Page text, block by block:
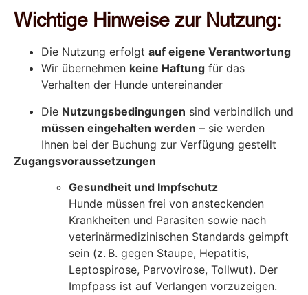
Wichtige Hinweise zur Nutzung:
Die Nutzung erfolgt auf eigene Verantwortung
Wir übernehmen keine Haftung für das
Verhalten der Hunde untereinander
Die Nutzungsbedingungen sind verbindlich und
müssen eingehalten werden – sie werden
Ihnen bei der Buchung zur Verfügung gestellt
Zugangsvoraussetzungen
Gesundheit und Impfschutz
Hunde müssen frei von ansteckenden
Krankheiten und Parasiten sowie nach
veterinärmedizinischen Standards geimpft
sein (z. B. gegen Staupe, Hepatitis,
Leptospirose, Parvovirose, Tollwut). Der
Impfpass ist auf Verlangen vorzuzeigen.